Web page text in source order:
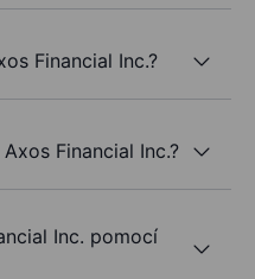
Financial Inc.?
Financial Inc.?
Inc. pomocí